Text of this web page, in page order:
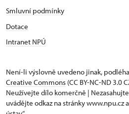
Smluvní podmínky
Dotace
Intranet NPÚ
Není-li výslovně uvedeno jinak,
Creative Commons (CC BY-NC-ND 3.0
Neužívejte dílo komerčně |
uvádějte odkaz na stránky www.npu.cz